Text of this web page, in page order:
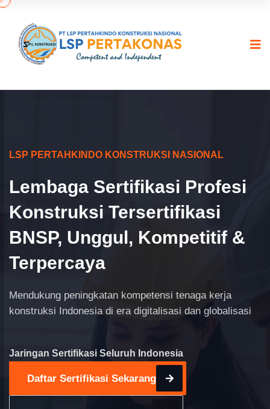
LSP PERTAHKINDO KONSTRUKSI NASIONAL
Lembaga Sertifikasi Profesi
Konstruksi Tersertifikasi
BNSP, Unggul, Kompetitif &
Terpercaya
Mendukung peningkatan kompetensi tenaga kerja
konstruksi Indonesia di era digitalisasi dan globalisasi
Jaringan Sertifikasi Seluruh Indonesia
Daftar Sertifikasi Sekarang